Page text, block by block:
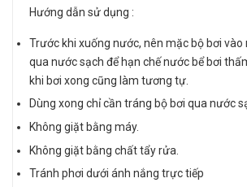
Hướng dẫn sử dụng :
Trước khi xuống nước, nên mặc bộ bơi
qua nước sạch để hạn chế nước bể bơi
khi bơi xong cũng làm tương tự.
Dùng xong chỉ cần tráng bộ bơi qua nước
Không giặt bằng máy.
Không giặt bằng chất tẩy rửa.
Tránh phơi dưới ánh nắng trực tiếp